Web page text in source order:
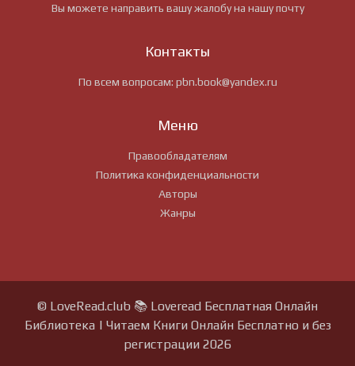
Вы можете направить вашу жалобу на нашу почту
Контакты
По всем вопросам: pbn.book@yandex.ru
Меню
Правообладателям
Политика конфиденциальности
Авторы
Жанры
© LoveRead.club 📚 Loveread Бесплатная Онлайн
Библиотека | Читаем Книги Онлайн Бесплатно и без
регистрации 2026